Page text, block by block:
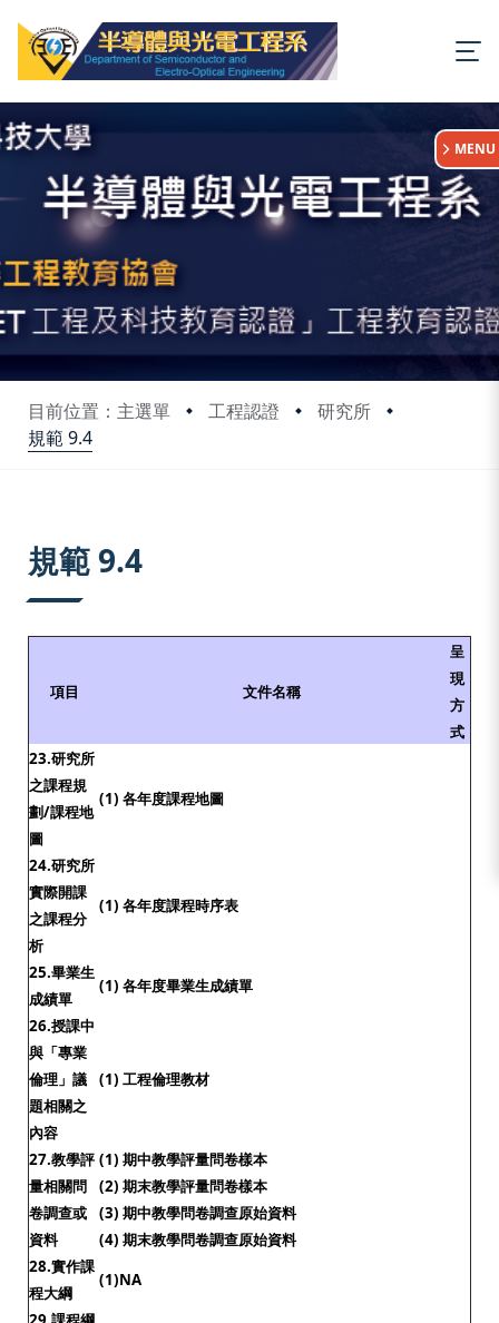
目前位置：主選單 工程認證
研究所
規範 9.4
:::
MENU
規範 9.4
項目 文件名稱
呈
現
方
式
23.研究所
之課程規
劃/課程地
圖
(1) 各年度課程地圖
24.研究所
實際開課
之課程分
析
(1) 各年度課程時序表
25.畢業生
成績單
(1) 各年度畢業生成績單
26.授課中
與「專業
倫理」議
題相關之
內容
(1) 工程倫理教材
27.教學評
量相關問
卷調查或
資料
(1) 期中教學評量問卷樣本
(2) 期末教學評量問卷樣本
(3) 期中教學問卷調查原始資料
(4) 期末教學問卷調查原始資料
28.實作課
程大綱
(1)NA